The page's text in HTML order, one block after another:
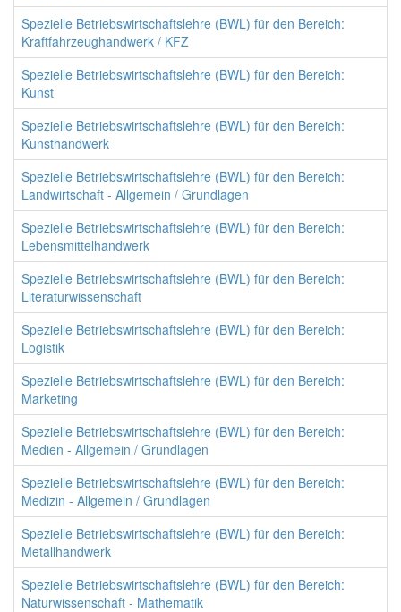
Spezielle Betriebswirtschaftslehre (BWL) für den Bereich:
Kraftfahrzeughandwerk / KFZ
Spezielle Betriebswirtschaftslehre (BWL) für den Bereich:
Kunst
Spezielle Betriebswirtschaftslehre (BWL) für den Bereich:
Kunsthandwerk
Spezielle Betriebswirtschaftslehre (BWL) für den Bereich:
Landwirtschaft - Allgemein / Grundlagen
Spezielle Betriebswirtschaftslehre (BWL) für den Bereich:
Lebensmittelhandwerk
Spezielle Betriebswirtschaftslehre (BWL) für den Bereich:
Literaturwissenschaft
Spezielle Betriebswirtschaftslehre (BWL) für den Bereich:
Logistik
Spezielle Betriebswirtschaftslehre (BWL) für den Bereich:
Marketing
Spezielle Betriebswirtschaftslehre (BWL) für den Bereich:
Medien - Allgemein / Grundlagen
Spezielle Betriebswirtschaftslehre (BWL) für den Bereich:
Medizin - Allgemein / Grundlagen
Spezielle Betriebswirtschaftslehre (BWL) für den Bereich:
Metallhandwerk
Spezielle Betriebswirtschaftslehre (BWL) für den Bereich:
Naturwissenschaft - Mathematik